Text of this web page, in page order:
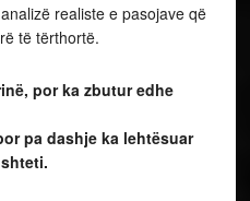
realiste e pasojave që
të tërthortë.
por ka zbutur edhe
pa dashje ka lehtësuar